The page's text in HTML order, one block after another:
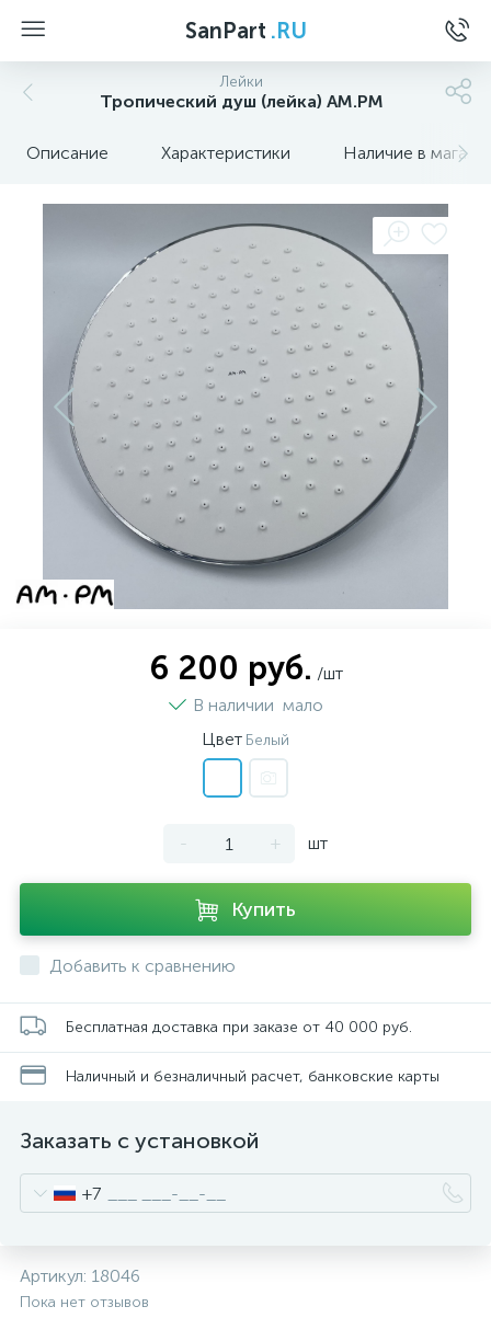
SanPart .RU
Лейки
Тропический душ (лейка) AM.PM
Описание Характеристики Наличие в
6 200 руб. /шт
В наличии мало
Цвет Белый
- + шт
Купить
Добавить к сравнению
Бесплатная доставка при заказе от 40 000 руб.
Наличный и безналичный расчет, банковские карты
Заказать с установкой
+7
Артикул: 18046
Пока нет отзывов